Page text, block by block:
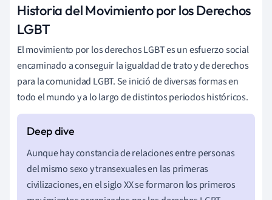
Historia del Movimiento por los Derechos
LGBT
El movimiento por los derechos LGBT es un esfuerzo social
encaminado a conseguir la igualdad de trato y de derechos
para la comunidad LGBT. Se inició de diversas formas en
todo el mundo y a lo largo de distintos periodos históricos.
Aunque hay constancia de relaciones entre personas
del mismo sexo y transexuales en las primeras
civilizaciones, en el siglo XX se formaron los primeros